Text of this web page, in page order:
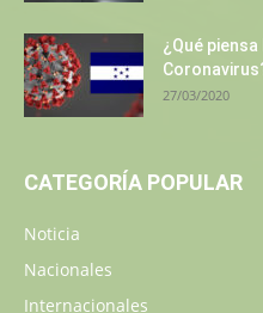
¿Qué
27/03/2020
CATEGORÍA POPULAR
Noticia
Nacionales
Internacionales